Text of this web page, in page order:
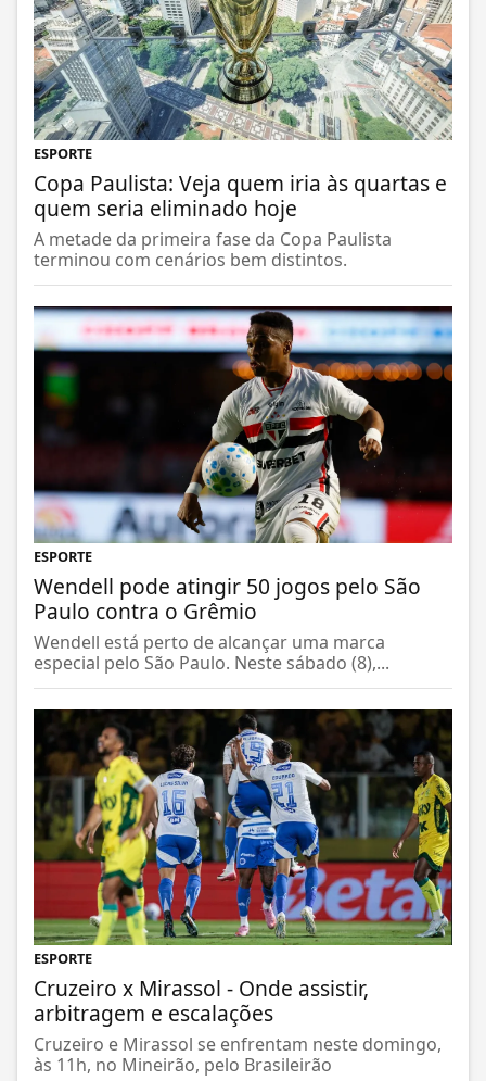
ESPORTE
Copa Paulista: Veja quem iria às quartas e
quem seria eliminado hoje
A metade da primeira fase da Copa Paulista
terminou com cenários bem distintos.
ESPORTE
Wendell pode atingir 50 jogos pelo São
Paulo contra o Grêmio
Wendell está perto de alcançar uma marca
especial pelo São Paulo. Neste sábado (8),...
ESPORTE
Cruzeiro x Mirassol - Onde assistir,
arbitragem e escalações
Cruzeiro e Mirassol se enfrentam neste domingo,
às 11h, no Mineirão, pelo Brasileirão